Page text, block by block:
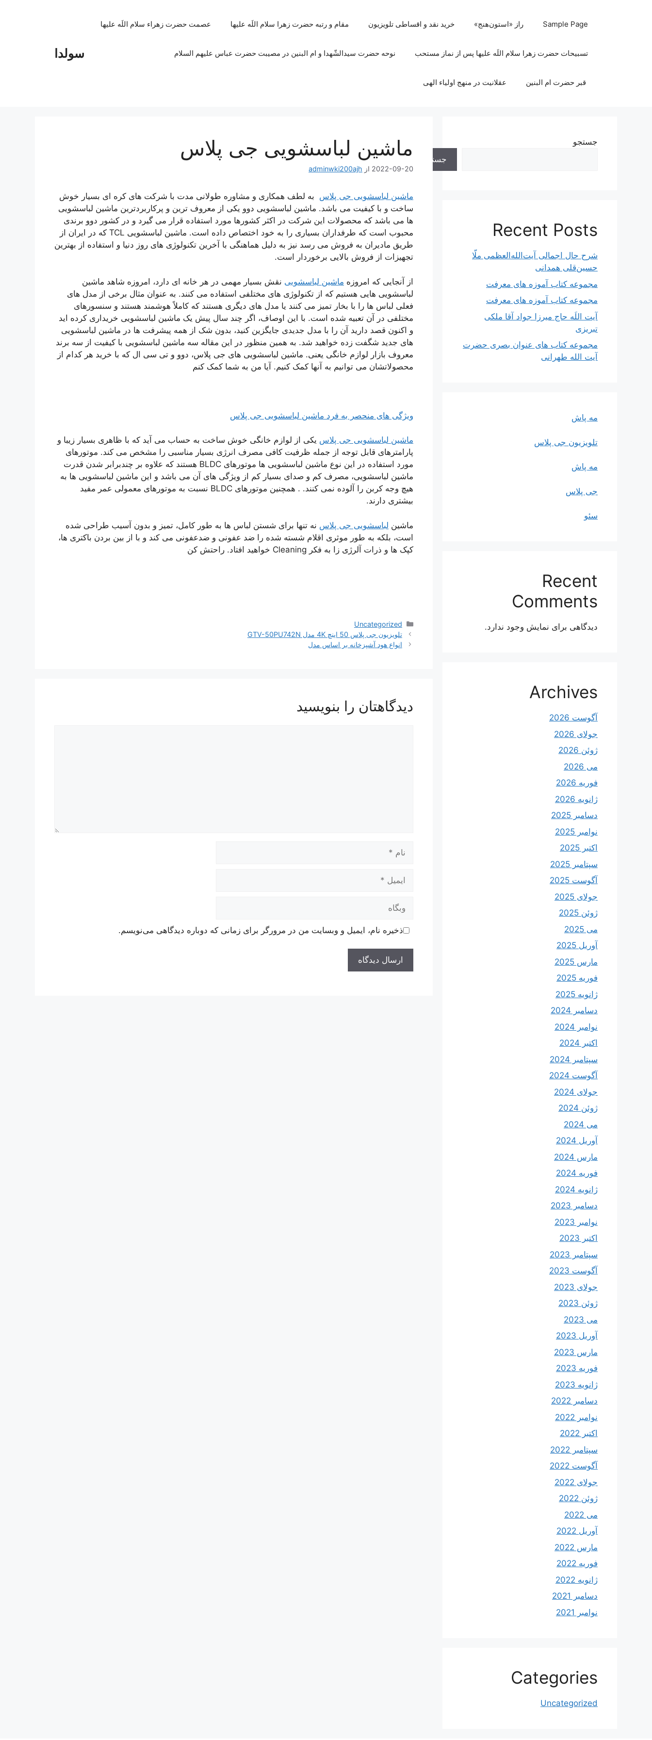
سولدا
Sample Page راز «استون‌هنج» خرید نقد و اقساطی تلویزیون مقام و رتبه حضرت زهرا سلام اللَه علیها عصمت حضرت زهراء سلام اللَه علیها
تسبیحات حضرت زهرا سلام اللَه علیها پس از نماز مستحب نوحه حضرت سیدالشّهدا و ام البنین در مصیبت حضرت عباس علیهم السلام
قبر حضرت ام البنین عقلانیت در منهج اولیاء الهی
ماشین لباسشویی جی پلاس
2022-09-20 از adminwki200ajh
ماشین لباسشویی جی پلاس به لطف همکاری و مشاوره طولانی مدت با شرکت های کره ای بسیار خوش
ساخت و با کیفیت می باشد. ماشین لباسشویی دوو یکی از معروف ترین و پرکاربردترین ماشین لباسشویی
ها می باشد که محصولات این شرکت در اکثر کشورها مورد استفاده قرار می گیرد و در کشور دوو برندی
محبوب است که طرفداران بسیاری را به خود اختصاص داده است. ماشین لباسشویی TCL که در ایران از
طریق مادیران به فروش می رسد نیز به دلیل هماهنگی با آخرین تکنولوژی های روز دنیا و استفاده از بهترین
تجهیزات از فروش بالایی برخوردار است.
از آنجایی که امروزه ماشین لباسشویی نقش بسیار مهمی در هر خانه ای دارد، امروزه شاهد ماشین
لباسشویی هایی هستیم که از تکنولوژی های مختلفی استفاده می کنند. به عنوان مثال برخی از مدل های
فعلی لباس ها را با بخار تمیز می کنند یا مدل های دیگری هستند که کاملاً هوشمند هستند و سنسورهای
مختلفی در آن تعبیه شده است. با این اوصاف، اگر چند سال پیش یک ماشین لباسشویی خریداری کرده اید
و اکنون قصد دارید آن را با مدل جدیدی جایگزین کنید، بدون شک از همه پیشرفت ها در ماشین لباسشویی
های جدید شگفت زده خواهید شد. به همین منظور در این مقاله سه ماشین لباسشویی با کیفیت از سه برند
معروف بازار لوازم خانگی یعنی. ماشین لباسشویی های جی پلاس، دوو و تی سی ال که با خرید هر کدام از
محصولاتشان می توانیم به آنها کمک کنیم. آیا من به شما کمک کنم
ویژگی های منحصر به فرد ماشین لباسشویی جی پلاس
ماشین لباسشویی جی پلاس یکی از لوازم خانگی خوش ساخت به حساب می آید که با ظاهری بسیار زیبا و
پارامترهای قابل توجه از جمله ظرفیت کافی مصرف انرژی بسیار مناسبی را مشخص می کند. موتورهای
مورد استفاده در این نوع ماشین لباسشویی ها موتورهای BLDC هستند که علاوه بر چندبرابر شدن قدرت
ماشین لباسشویی، مصرف کم و صدای بسیار کم از ویژگی های آن می باشد و این ماشین لباسشویی ها به
هیچ وجه کربن را آلوده نمی کنند. . همچنین موتورهای BLDC نسبت به موتورهای معمولی عمر مفید
بیشتری دارند.
ماشین لباسشویی جی پلاس نه تنها برای شستن لباس ها به طور کامل، تمیز و بدون آسیب طراحی شده
است، بلکه به طور موثری اقلام شسته شده را ضد عفونی و ضدعفونی می کند و با از بین بردن باکتری ها،
کپک ها و ذرات آلرژی زا به فکر Cleaning خواهید افتاد. راحتش کن
دسته‌ها
Uncategorized
ناوبری
نوشته‌ها
تلویزیون جی پلاس 50 اینچ 4K مدل GTV-50PU742N
انواع هود آشپزخانه بر اساس مدل
دیدگاهتان را بنویسید
وبگاه
ذخیره نام، ایمیل و وبسایت من در مرورگر برای زمانی که دوباره دیدگاهی می‌نویسم.
جستجو
جستجو
Recent Posts
شرح حال اجمالی آیت‌الله‌العظمی ملّا
حسین‌قلی همدانی
مجموعه کتاب آموزه های معرفت
مجموعه کتاب آموزه های معرفت
آیت اللَه حاج میرزا جواد آقا ملکی
تبریزی
مجموعه کتاب های عنوان بصری حضرت
آیت الله طهرانی
مه پاش
تلویزیون جی پلاس
مه پاش
جی پلاس
سئو
Recent
Comments
دیدگاهی برای نمایش وجود ندارد.
Archives
آگوست 2026
جولای 2026
ژوئن 2026
می 2026
فوریه 2026
ژانویه 2026
دسامبر 2025
نوامبر 2025
اکتبر 2025
سپتامبر 2025
آگوست 2025
جولای 2025
ژوئن 2025
می 2025
آوریل 2025
مارس 2025
فوریه 2025
ژانویه 2025
دسامبر 2024
نوامبر 2024
اکتبر 2024
سپتامبر 2024
آگوست 2024
جولای 2024
ژوئن 2024
می 2024
آوریل 2024
مارس 2024
فوریه 2024
ژانویه 2024
دسامبر 2023
نوامبر 2023
اکتبر 2023
سپتامبر 2023
آگوست 2023
جولای 2023
ژوئن 2023
می 2023
آوریل 2023
مارس 2023
فوریه 2023
ژانویه 2023
دسامبر 2022
نوامبر 2022
اکتبر 2022
سپتامبر 2022
آگوست 2022
جولای 2022
ژوئن 2022
می 2022
آوریل 2022
مارس 2022
فوریه 2022
ژانویه 2022
دسامبر 2021
نوامبر 2021
Categories
Uncategorized